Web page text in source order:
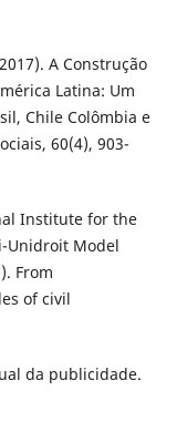
A Construção
Latina: Um
Chile Colômbia e
60(4), 903-
Institute for the
Unidroit Model
From
of civil
da publicidade.